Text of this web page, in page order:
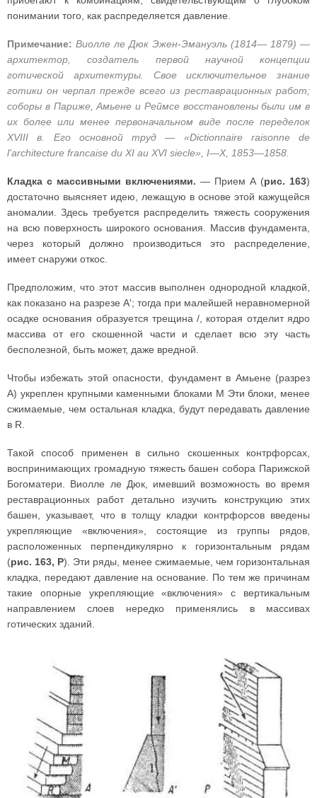
понимании того, как распределяется давление.
Примечание: Виолле ле Дюк Эжен-Эмануэль (1814— 1879) —
архитектор, создатель первой научной концепции
готической архитектуры. Свое исключительное знание
готики он черпал прежде всего из реставрационных работ;
соборы в Париже, Амьене и Реймсе восстановлены были им в
их более или менее первоначальном виде после переделок
XVIII в. Его основной труд — «Dictionnaire raisonne de
l'architecture francaise du XI au XVI siecle», I—X, 1853—1858.
Кладка с массивными включениями. — Прием А (рис. 163)
достаточно выясняет идею, лежащую в основе этой кажущейся
аномалии. Здесь требуется распределить тяжесть сооружения
на всю поверхность широкого основания. Массив фундамента,
через который должно производиться это распределение,
имеет снаружи откос.
Предположим, что этот массив выполнен однородной кладкой,
как показано на разрезе А'; тогда при малейшей неравномерной
осадке основания образуется трещина /, которая отделит ядро
массива от его скошенной части и сделает всю эту часть
бесполезной, быть может, даже вредной.
Чтобы избежать этой опасности, фундамент в Амьене (разрез
А) укреплен крупными каменными блоками М Эти блоки, менее
сжимаемые, чем остальная кладка, будут передавать давление
в R.
Такой способ применен в сильно скошенных контрфорсах,
воспринимающих громадную тяжесть башен собора Парижской
Богоматери. Виолле ле Дюк, имевший возможность во время
реставрационных работ детально изучить конструкцию этих
башен, указывает, что в толщу кладки контрфорсов введены
укрепляющие «включения», состоящие из группы рядов,
расположенных перпендикулярно к горизонтальным рядам
(рис. 163, Р). Эти ряды, менее сжимаемые, чем горизонтальная
кладка, передают давление на основание. По тем же причинам
такие опорные укрепляющие «включения» с вертикальным
направлением слоев нередко применялись в массивах
готических зданий.